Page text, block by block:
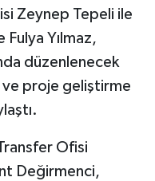
Zeynep Tepeli ile
Fulya Yılmaz,
düzenlenecek
ve proje geliştirme
Ofisi
Değirmenci,